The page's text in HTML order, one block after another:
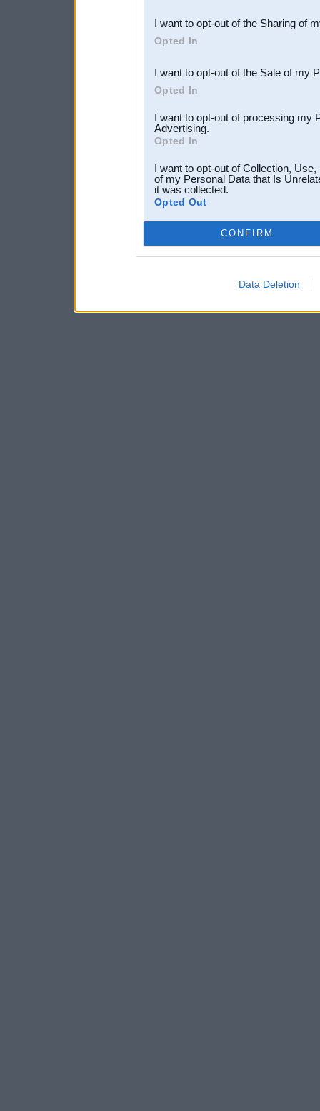
Downstream Participants
third parties.
I want to opt-out of the Sharing of
Opted In
I want to opt-out of the Sale of my
Opted In
I want to opt-out of processing my
Advertising.
Opted In
I want to opt-out of Collection,
of my Personal Data that Is
it was collected.
Opted Out
CONFIRM
Data Deletion